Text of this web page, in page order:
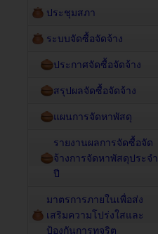
ประชุมสภา
ระบบจัดซื้อจัดจ้าง
ประกาศจัดซื้อจัดจ้าง
สรุปผลจัดซื้อจัดจ้าง
แผนการจัดหาพัสดุ
รายงานผลการจัดซื้อจัด
จ้างการจัดหาพัสดุประจำ
ปี
มาตรการภายในเพื่อส่ง
เสริมความโปร่งใสและ
ป้องกันการทุจริต